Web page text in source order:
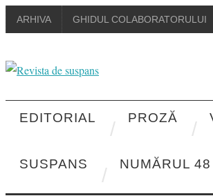
ARHIVA GHIDUL COLABORATORULUI
EDITORIAL
PROZĂ
SUSPANS NUMĂRUL